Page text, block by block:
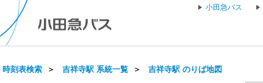
小田急バス
時刻表検索 ＞ 吉祥寺駅 系統一覧 ＞ 吉祥寺駅 のりば地図